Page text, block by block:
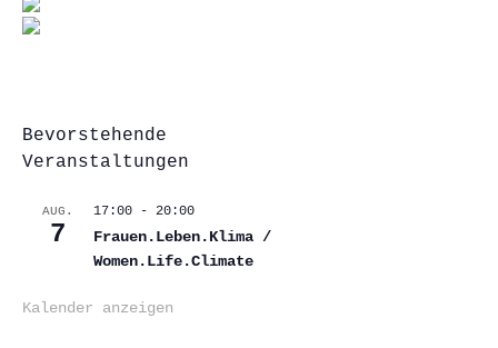
Bevorstehende
Veranstaltungen
AUG.
7
17:00 - 20:00
Frauen.Leben.Klima /
Women.Life.Climate
Kalender anzeigen